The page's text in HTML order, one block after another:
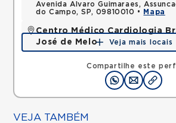
Compartilhe este
Avenida Alvaro Guimaraes,
do Campo, SP, 09810010 •
Mapa
Centro Médico Cardiologia
José de Melo
Rua Jose de Melo, Vila Dora,
09030580 •Mapa
Veja mais locais
VEJA TAMBÉM